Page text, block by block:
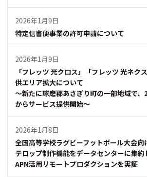
2026年1月9日
特定信書便事業の許可申請について
2026年1月9日
「フレッツ 光クロス」「フレッツ 光ネク
供エリア拡大について
～新たに球磨郡あさぎり町の一部地域で、
からサービス提供開始～
2026年1月8日
全国高等学校ラグビーフットボール大会向
テロップ制作機能をデータセンターに集約
APN活用リモートプロダクションを実証